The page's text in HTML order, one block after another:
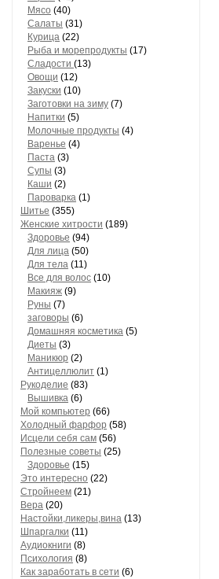
Мясо (40)
Салаты (31)
Курица (22)
Рыба и морепродукты (17)
Сладости (13)
Овощи (12)
Закуски (10)
Заготовки на зиму (7)
Напитки (5)
Молочные продукты (4)
Варенье (4)
Паста (3)
Супы (3)
Каши (2)
Пароварка (1)
Шитье (355)
Женские хитрости (189)
Здоровье (94)
Для лица (50)
Для тела (11)
Все для волос (10)
Макияж (9)
Руны (7)
заговоры (6)
Домашняя косметика (5)
Диеты (3)
Маникюр (2)
Антицеллюлит (1)
Рукоделие (83)
Вышивка (6)
Мой компьютер (66)
Холодный фарфор (58)
Исцели себя сам (56)
Полезные советы (25)
Здоровье (15)
Это интересно (22)
Стройнеем (21)
Вера (20)
Настойки,ликеры,вина (13)
Шпаргалки (11)
Аудиокниги (8)
Психология (8)
Как заработать в сети (6)